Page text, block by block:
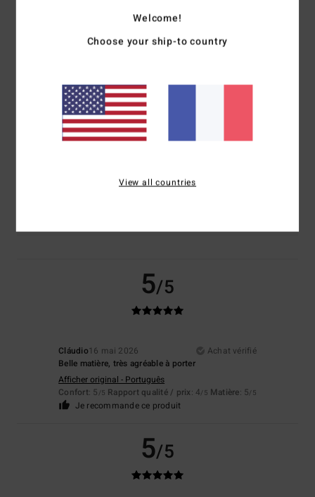
2 avis vérifiésdepuis février 2026
100% de nos clients recommandent ce produit
5.0
Taille
5.0
5/5
Cláudio16 mai 2026
Achat vérifié
Belle matière, très agréable à porter
Afficher original - Português
Confort: 5 /5 Rapport qualité / prix: 4/5 Matière: 5/5
Je recommande ce produit
5/5
Welcome!
Choose your ship-to country
View all countries